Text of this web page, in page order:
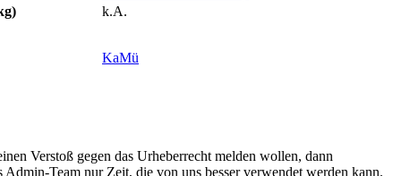
k.A.
KaMü
Verstoß gegen das Urheberrecht melden wollen, dann
Team nur Zeit, die von uns besser verwendet werden kann.